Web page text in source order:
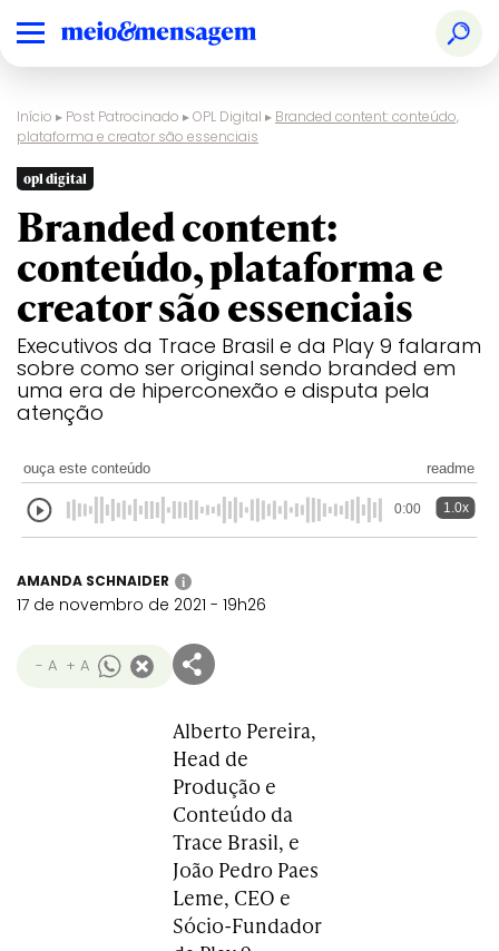
Início ▸ Post Patrocinado ▸OPL Digital ▸ Branded content: conteúdo,
plataforma e creator são essenciais
opl digital
Branded content:
conteúdo, plataforma e
creator são essenciais
Executivos da Trace Brasil e da Play 9 falaram
sobre como ser original sendo branded em
uma era de hiperconexão e disputa pela
atenção
ouça este conteúdo readme
0:00 1.0x
AMANDA SCHNAIDER i
17 de novembro de 2021 - 19h26
- A + A
Alberto Pereira,
Head de
Produção e
Conteúdo da
Trace Brasil, e
João Pedro Paes
Leme, CEO e
Sócio-Fundador